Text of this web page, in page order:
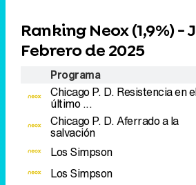
Ranking Neox (1,9%) -
Febrero de 2025
Programa
Chicago P. D. Resistencia en
último ...
Chicago P. D.Aferrado a la
salvación
Los Simpson
Los Simpson